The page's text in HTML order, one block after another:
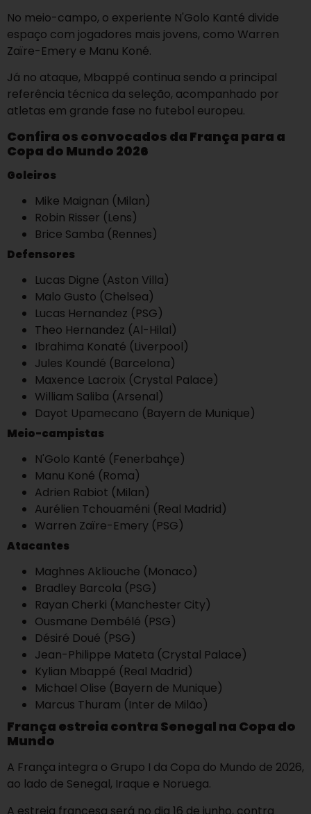
No meio-campo, o experiente N'Golo Kanté divide
espaço com jogadores mais jovens, como Warren
Zaïre-Emery e Manu Koné.
Já no ataque, Mbappé continua sendo a principal
referência técnica da seleção, acompanhado por
atletas em grande fase no futebol europeu.
Confira os convocados da França para a
Copa do Mundo 2026
Goleiros
Mike Maignan (Milan)
Robin Risser (Lens)
Brice Samba (Rennes)
Defensores
Lucas Digne (Aston Villa)
Malo Gusto (Chelsea)
Lucas Hernandez (PSG)
Theo Hernandez (Al-Hilal)
Ibrahima Konaté (Liverpool)
Jules Koundé (Barcelona)
Maxence Lacroix (Crystal Palace)
William Saliba (Arsenal)
Dayot Upamecano (Bayern de Munique)
Meio-campistas
N'Golo Kanté (Fenerbahçe)
Manu Koné (Roma)
Adrien Rabiot (Milan)
Aurélien Tchouaméni (Real Madrid)
Warren Zaïre-Emery (PSG)
Atacantes
Maghnes Akliouche (Monaco)
Bradley Barcola (PSG)
Rayan Cherki (Manchester City)
Ousmane Dembélé (PSG)
Désiré Doué (PSG)
Jean-Philippe Mateta (Crystal Palace)
Kylian Mbappé (Real Madrid)
Michael Olise (Bayern de Munique)
Marcus Thuram (Inter de Milão)
França estreia contra Senegal na Copa do
Mundo
A França integra o Grupo I da Copa do Mundo de 2026,
ao lado de Senegal, Iraque e Noruega.
A estreia francesa será no dia 16 de junho, contra